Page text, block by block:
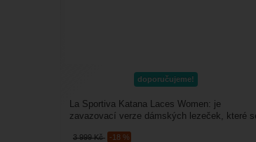
doporučujeme!
3 999Kč -18 %
La Sportiva Katana Laces Women: je
zavazovací verze dámských lezeček, které